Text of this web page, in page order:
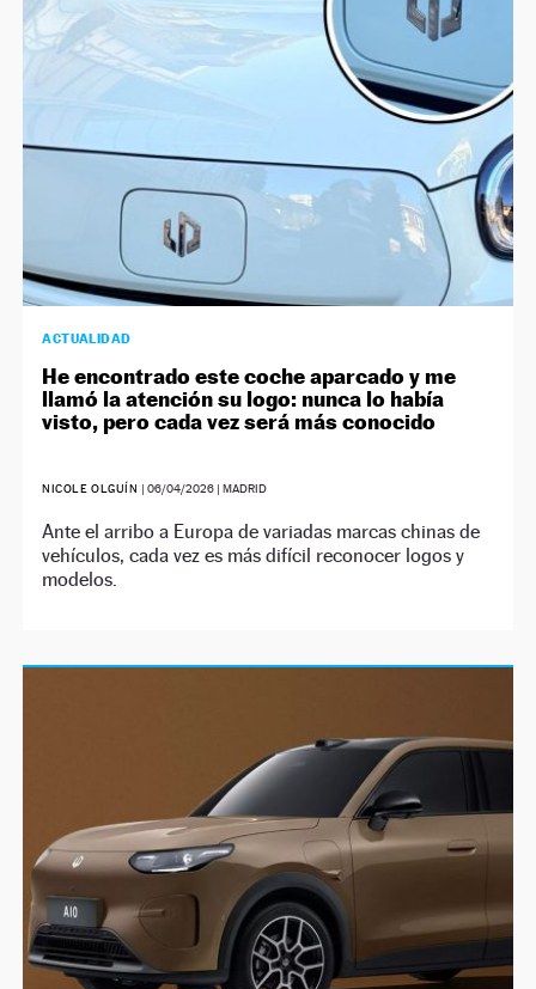
NEWSLETTER
ACTUALIDAD
He encontrado este coche aparcado y me
llamó la atención su logo: nunca lo había
visto, pero cada vez será más conocido
NICOLE OLGUÍN | 06/04/2026| MADRID
Ante el arribo a Europa de variadas marcas chinas de
vehículos, cada vez es más difícil reconocer logos y
modelos.